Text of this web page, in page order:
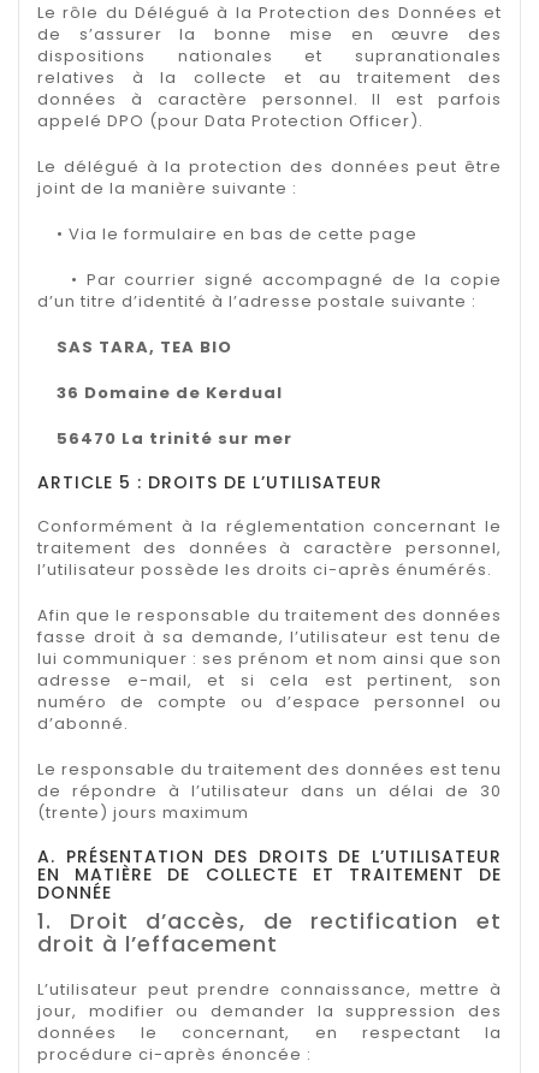
Le rôle du Délégué à la Protection des Données et
de s’assurer la bonne mise en œuvre des
dispositions nationales et supranationales
relatives à la collecte et au traitement des
données à caractère personnel. Il est parfois
appelé DPO (pour Data Protection Officer).
Le délégué à la protection des données peut être
joint de la manière suivante :
• Via le formulaire en bas de cette page
• Par courrier signé accompagné de la copie
d’un titre d’identité à l’adresse postale suivante :
SAS TARA, TEA BIO
36 Domaine de Kerdual
56470 La trinité sur mer
ARTICLE 5 : DROITS DE L’UTILISATEUR
Conformément à la réglementation concernant le
traitement des données à caractère personnel,
l’utilisateur possède les droits ci-après énumérés.
Afin que le responsable du traitement des données
fasse droit à sa demande, l’utilisateur est tenu de
lui communiquer : ses prénom et nom ainsi que son
adresse e-mail, et si cela est pertinent, son
numéro de compte ou d’espace personnel ou
d’abonné.
Le responsable du traitement des données est tenu
de répondre à l’utilisateur dans un délai de 30
(trente) jours maximum
A. PRÉSENTATION DES DROITS DE L’UTILISATEUR
EN MATIÈRE DE COLLECTE ET TRAITEMENT DE
DONNÉE
1. Droit d’accès, de rectification et
droit à l’effacement
L’utilisateur peut prendre connaissance, mettre à
jour, modifier ou demander la suppression des
données le concernant, en respectant la
procédure ci-après énoncée :